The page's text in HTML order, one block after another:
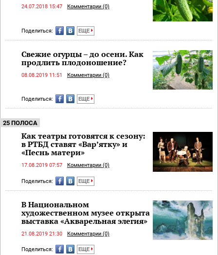
24.07.2018 15:47 Комментарии (0)
Поделиться: ЕЩЕ
Свежие огурцы – до осени. Как
продлить плодоношение?
08.08.2019 11:51 Комментарии (0)
Поделиться: ЕЩЕ
25 ПОЛОСА
Как театры готовятся к сезону:
в РТБД ставят «Вар’ятку» и
«Песнь матери»
17.08.2019 07:57 Комментарии (0)
Поделиться: ЕЩЕ
В Национальном
художественном музее открыта
выставка «Акварельная элегия»
21.08.2019 21:30 Комментарии (0)
Поделиться: ЕЩЕ